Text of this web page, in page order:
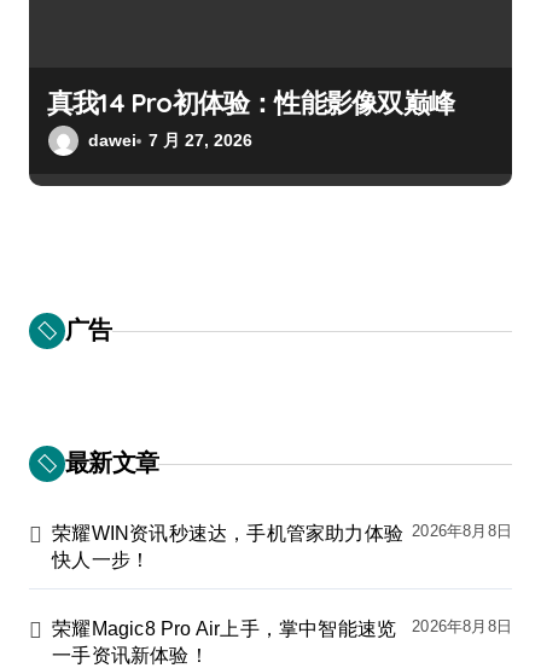
真我14 Pro初体验：性能影像双巅峰
dawei 7 月 27, 2026
广告
最新文章
荣耀WIN资讯秒速达，手机管家助力体验
快人一步！
2026年8月8日
荣耀Magic8 Pro Air上手，掌中智能速览
一手资讯新体验！
2026年8月8日